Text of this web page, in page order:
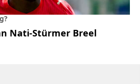
Nati-Stürmer Breel